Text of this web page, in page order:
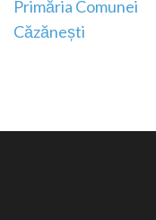
în
Primăria Comunei
Căzănești